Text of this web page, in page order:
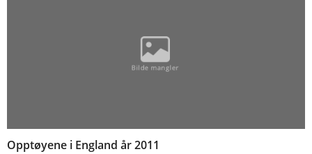
Opptøyene i England år 2011